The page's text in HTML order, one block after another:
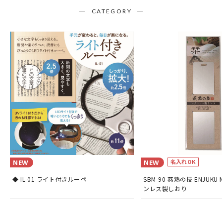
CATEGORY
NEW
◆ IL-01 ライト付きルーペ
NEW 名入れOK
SBM-90 燕熟の技 ENJUKU
ンレス製しおり